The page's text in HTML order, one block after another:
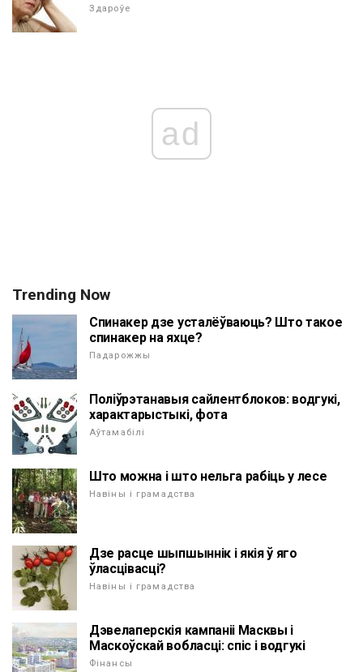
Здароўе
ad
Trending Now
Спинакер дзе усталёўваюць? Што такое
спинакер на яхце?
Падарожжы
Поліўрэтанавыя сайлентблоков: водгукі,
характарыстыкі, фота
Аўтамабілі
Што можна і што нельга рабіць у лесе
Навіны і грамадства
Дзе расце шыпшыннік і якія ў яго
ўласцівасці?
Навіны і грамадства
Дэвелаперскія кампаніі Масквы і
Маскоўскай вобласці: спіс і водгукі
Фінансы